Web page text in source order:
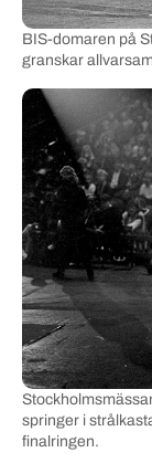
BIS-domaren på
granskar
springer i
finalringen.